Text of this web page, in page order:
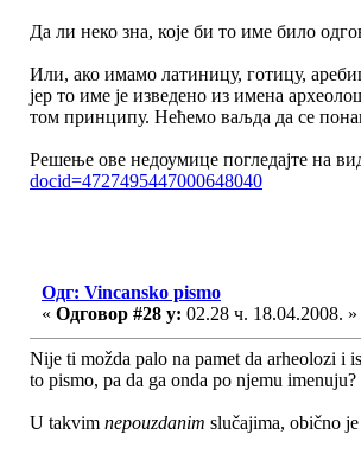
Да ли неко зна, које би то име било
Или, ако имамо латиницу, готицу,
јер то име је изведено из имена
том принципу. Нећемо ваљда да се
Решење ове недоумице погледајте на
docid=4727495447000648040
Одг: Vincansko pismo
« Одговор #28 у: 02.28 ч. 18.04.2008. »
Nije ti možda palo na pamet da arheolozi i
to pismo, pa da ga onda po njemu imenuju?
U takvim nepouzdanim slučajima, obično